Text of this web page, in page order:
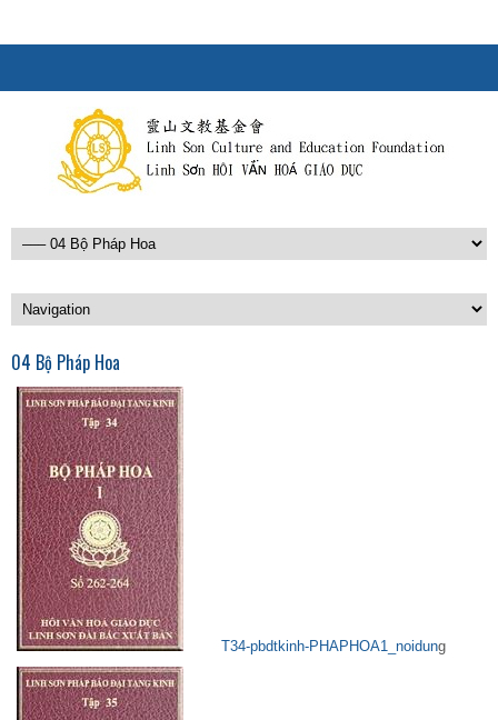
04 Bộ Pháp Hoa
T34-pbdtkinh-PHAPHOA1_noidung